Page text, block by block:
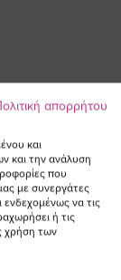
απορρήτου
και
και την ανάλυση
που
με συνεργάτες
ενδεχομένως να τις
ή τις
χρήση των